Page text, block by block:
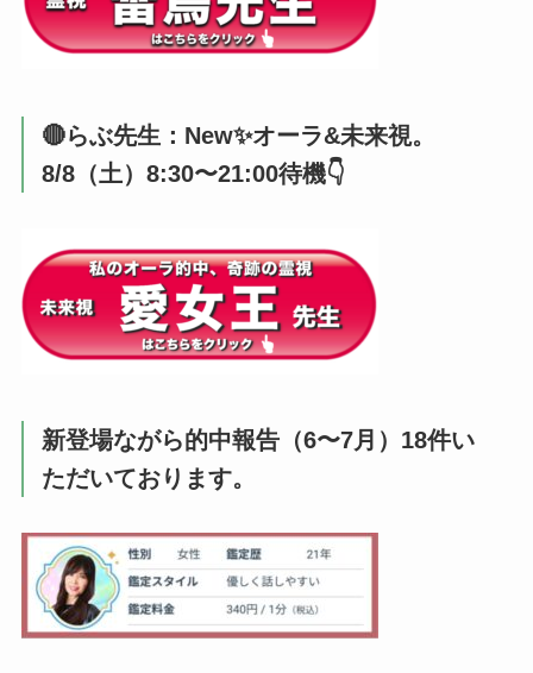
🔴らぶ先生：New✨オーラ&未来視。
8/8（土）8:30〜21:00待機👇️
新登場ながら的中報告（6〜7月）18件い
ただいております。